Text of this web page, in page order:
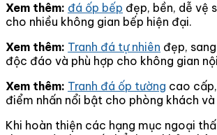
Xem thêm: đá ốp bếp đẹp, bền, dễ vệ
cho nhiều không gian bếp hiện đại.
Xem thêm: Tranh đá tự nhiên đẹp,
độc đáo và phù hợp cho không gian
Xem thêm: Tranh đá ốp tường cao
điểm nhấn nổi bật cho phòng khách và
Khi hoàn thiện các hạng mục ngoại